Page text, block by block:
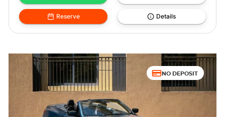
Reserve Details
NO DEPOSIT